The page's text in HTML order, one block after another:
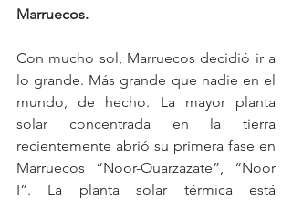
Marruecos.
Con mucho sol, Marruecos decidió ir a
lo grande. Más grande que nadie en el
mundo, de hecho. La mayor planta
solar concentrada en la tierra
recientemente abrió su primera fase en
Marruecos “Noor-Ouarzazate”, “Noor
I”. La planta solar térmica está